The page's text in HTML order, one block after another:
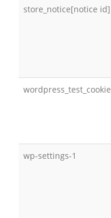
store_notice[notice id]
wordpress_test_cookie
wp-settings-1